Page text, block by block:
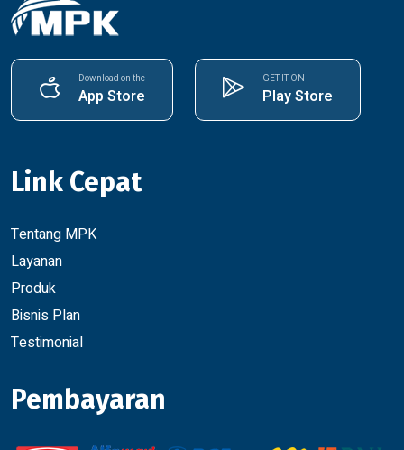
Download on the
App Store
GET IT ON
Play Store
Link Cepat
Tentang MPK
Layanan
Produk
Bisnis Plan
Testimonial
Pembayaran